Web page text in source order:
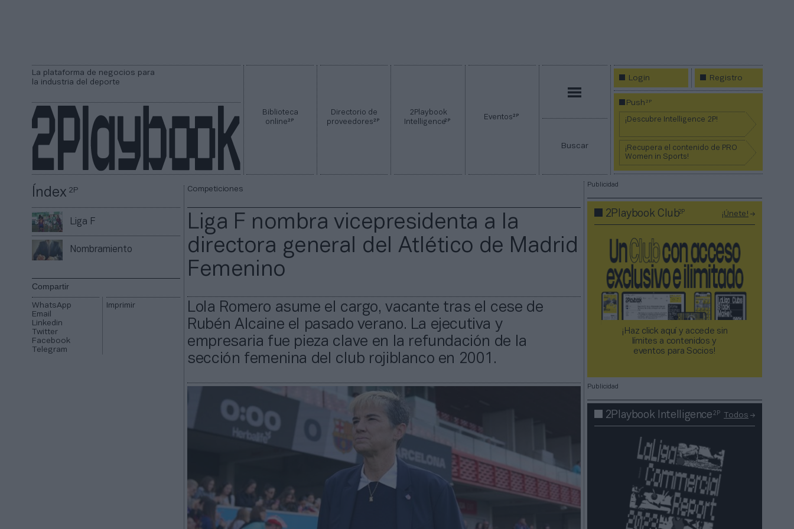
La plataforma de negocios para
la industria del deporte
Biblioteca
online2P
Directorio de
proveedores2P
2Playbook
Intelligence2P Eventos2P
Buscar
Login Registro
Push2P
¡Descubre Intelligence 2P!
¡Recupera el contenido de PRO
Women in Sports!
Índex2P
Liga F
Nombramiento
Compartir
WhatsApp
Email
Linkedin
Twitter
Facebook
Telegram
Imprimir
Competiciones
Liga F nombra vicepresidenta a la
directora general del Atlético de Madrid
Femenino
Lola Romero asume el cargo, vacante tras el cese de
Rubén Alcaine el pasado verano. La ejecutiva y
empresaria fue pieza clave en la refundación de la
sección femenina del club rojiblanco en 2001.
Publicidad
2Playbook Club2P ¡Únete!
¡Haz click aquí y accede sin
límites a contenidos y
eventos para Socios!​​​​​​​
Publicidad
2Playbook Intelligence2P Todos